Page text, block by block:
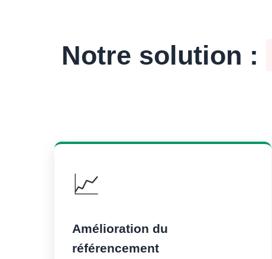
Notre solution :
📈
Amélioration du
référencement